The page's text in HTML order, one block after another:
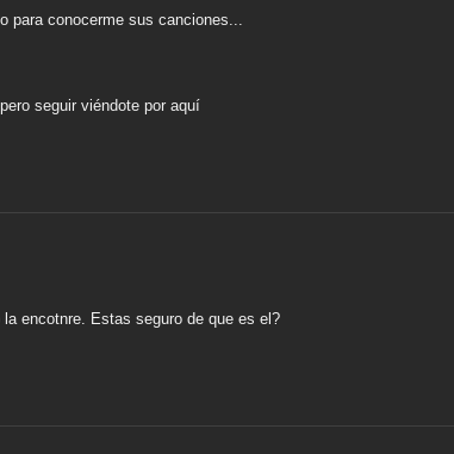
conocerme sus canciones...
seguir viéndote por aquí
encotnre. Estas seguro de que es el?